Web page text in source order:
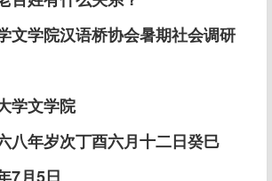
学院汉语桥协会暑期社会调研
学文学院
八年岁次丁酉六月十二日癸巳